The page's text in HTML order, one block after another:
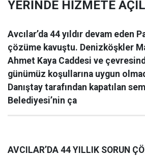
YERİNDE HİZMETE
Avcılar’da 44 yıldır devam eden
çözüme kavuştu. Denizköşkler
Ahmet Kaya Caddesi ve
günümüz koşullarına uygun
Danıştay tarafından kapatılan
Belediyesi’nin ça
AVCILAR’DA 44 YILLIK SORUN